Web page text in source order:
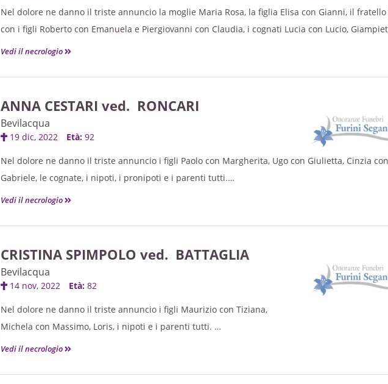
La presente serve di partecipazione e ringraziamento.
Nel dolore ne danno il triste annuncio la moglie Maria Rosa, la figlia Elisa con Gianni, il fratello
con i figli Roberto con Emanuela e Piergiovanni con Claudia, i cognati Lucia con Lucio,
con Susi, Stefano con Nadia, i nipoti e i parenti tutti.
Recita del Santo Rosario venerdì 5 maggio alle ore 19.30 in chiesa a Marega.
partendo dalla casa funeraria Athesis di Legnago.
La liturgia funebre si concluderà con la sepoltura nel cimitero di Marega.
Vedi il necrologio
ANNA CESTARI ved. RONCARI
Bevilacqua
19 dic, 2022 Età:92
Nel dolore ne danno il triste annuncio i figli Paolo con Margherita, Ugo con Giulietta, Cinzia con
Gabriele, le cognate, i nipoti, i pronipoti e i parenti tutti.
Recita del Santo Rosario martedì 20 dicembre alle ore 20.00 in chiesa a Bevilacqua.
Bevilacqua, partendo dalla casa funeraria Athesis di Legnago.
La presente serve di partecipazione e ringraziamento.
Vedi il necrologio
CRISTINA SPIMPOLO ved. BATTAGLIA
Bevilacqua
14 nov, 2022 Età:82
Nel dolore ne danno il triste annuncio i figli Maurizio con Tiziana,
Michela con Massimo, Loris, i nipoti e i parenti tutti.
Legnago, si proseguirà poi per la cremazione.
Vedi il necrologio